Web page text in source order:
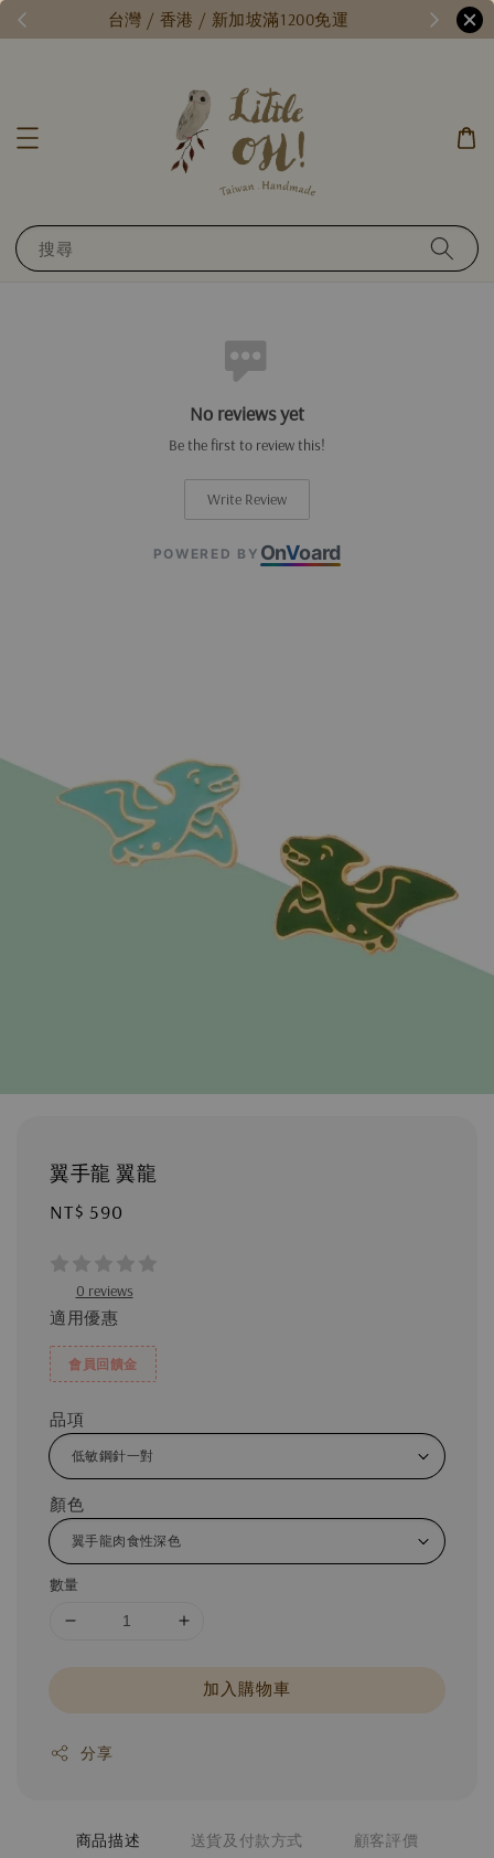
台灣 / 香港 / 新加坡滿1200免運
搜尋
翼手龍 翼龍
Regular
NT$ 590
0 reviews
適用優惠
會員回饋金
品項
顏色
數量
加入購物車
分享
商品描述 送貨及付款方式 顧客評價
No reviews yet
Be the first to review this!
Write Review
POWERED BY OnVoard